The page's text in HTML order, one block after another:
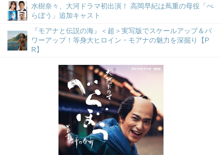
水樹奈々、大河ドラマ初出演！ 高岡早紀は蔦重の母役「べ
らぼう」追加キャスト
『モアナと伝説の海』＜超＞実写版でスケールアップ＆パ
ワーアップ！等身大ヒロイン・モアナの魅力を深掘り【P
R】